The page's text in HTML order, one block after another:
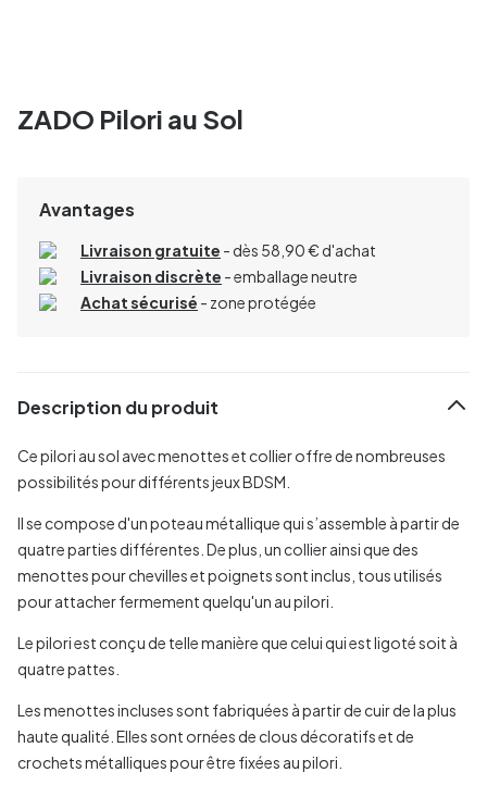
ZADO Pilori au Sol
Avantages
Livraison gratuite - dès 58,90 € d'achat
Livraison discrète - emballage neutre
Achat sécurisé - zone protégée
Description du produit
Ce pilori au sol avec menottes et collier offre de nombreuses
possibilités pour différents jeux BDSM.
Il se compose d'un poteau métallique qui s’assemble à partir de
quatre parties différentes. De plus, un collier ainsi que des
menottes pour chevilles et poignets sont inclus, tous utilisés
pour attacher fermement quelqu'un au pilori.
Le pilori est conçu de telle manière que celui qui est ligoté soit à
quatre pattes.
Les menottes incluses sont fabriquées à partir de cuir de la plus
haute qualité. Elles sont ornées de clous décoratifs et de
crochets métalliques pour être fixées au pilori.